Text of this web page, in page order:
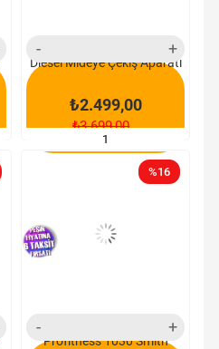
Diesel Mideye Çekiş Aparatı
₺2.499,00
₺3.699,00
SEPETE EKLE
Profitness 1030 Smith
%16
yeni
ürün